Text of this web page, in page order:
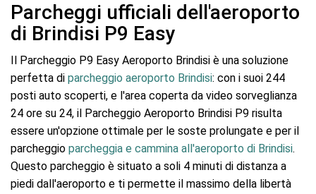
Parcheggi ufficiali dell'aeroporto
di Brindisi P9 Easy
Il Parcheggio P9 Easy Aeroporto Brindisi è una soluzione
perfetta di parcheggio aeroporto Brindisi: con i suoi 244
posti auto scoperti, e l'area coperta da video sorveglianza
24 ore su 24, il Parcheggio Aeroporto Brindisi P9 risulta
essere un'opzione ottimale per le soste prolungate e per il
parcheggio parcheggia e cammina all'aeroporto di Brindisi.
Questo parcheggio è situato a soli 4 minuti di distanza a
piedi dall'aeroporto e ti permette il massimo della libertà